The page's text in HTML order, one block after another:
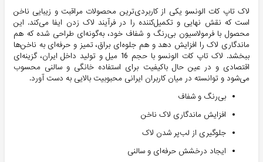
لاک تاپ کات الونسو یکی از کاربردی‌ترین محصولات مراقبت و زیبایی ناخن
است که نقش نهایی و تکمیل‌کننده را در فرآیند لاک زدن ایفا می‌کند. این
محصول با فرمولاسیون بی‌رنگ و شفاف خود، به‌گونه‌ای طراحی شده که هم
ماندگاری لاک را افزایش دهد و هم جلوه‌ای براق، تمیز و حرفه‌ای به ناخن‌ها
ببخشد. لاک تاپ کات الونسو با حجم 16 میل و تولید داخل ایران، گزینه‌ای
اقتصادی و در عین حال باکیفیت برای استفاده خانگی و سالنی محسوب
می‌شود و توانسته در میان کاربران ایرانی محبوبیت بالایی به دست آورد.
بی‌رنگ و شفاف
افزایش ماندگاری لاک ناخن
جلوگیری از لب‌پر شدن لاک
ایجاد درخشش حرفه‌ای و سالنی